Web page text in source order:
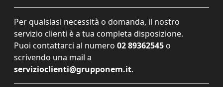
Per qualsiasi necessità o domanda, il nostro
servizio clienti è a tua completa disposizione.
Puoi contattarci al numero 02 89362545 o
scrivendo una mail a
servizioclienti@grupponem.it.